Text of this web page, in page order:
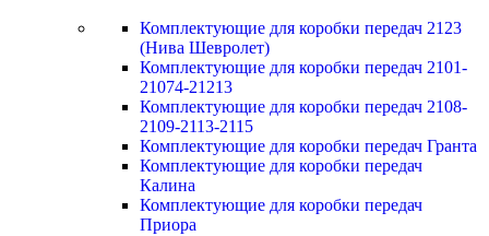
Комплектующие для коробки передач 2123
(Нива Шевролет)
Комплектующие для коробки передач 2101-
21074-21213
Комплектующие для коробки передач 2108-
2109-2113-2115
Комплектующие для коробки передач Гранта
Комплектующие для коробки передач
Калина
Комплектующие для коробки передач
Приора